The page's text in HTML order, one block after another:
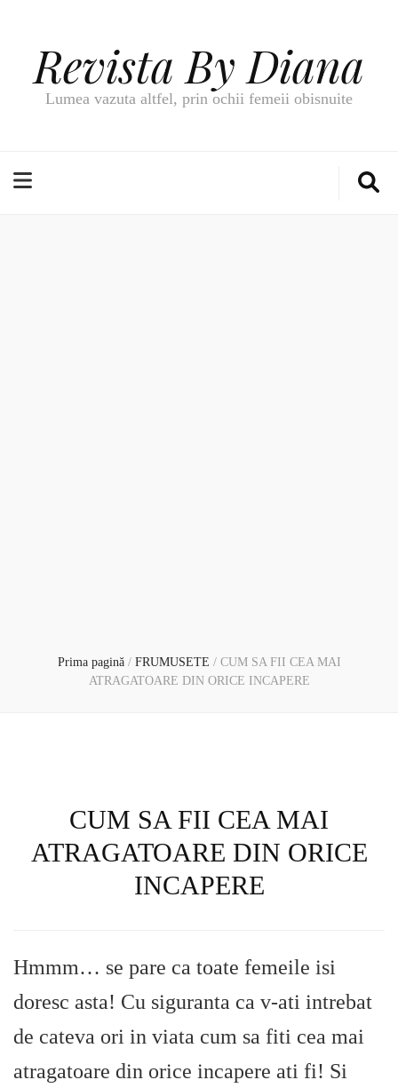
Revista By Diana
Lumea vazuta altfel, prin ochii femeii obisnuite
Prima pagină / FRUMUSETE / CUM SA FII CEA MAI
ATRAGATOARE DIN ORICE INCAPERE
CUM SA FII CEA MAI
ATRAGATOARE DIN ORICE
INCAPERE
Hmmm… se pare ca toate femeile isi
doresc asta! Cu siguranta ca v-ati intrebat
de cateva ori in viata cum sa fiti cea mai
atragatoare din orice incapere ati fi! Si